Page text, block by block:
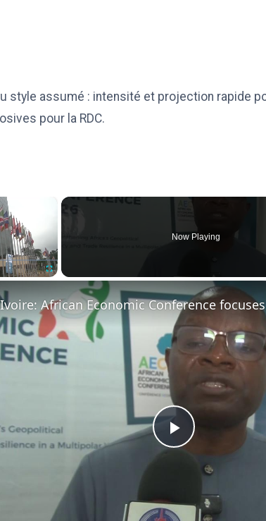
style assumé : intensité et projection rapide
pour la RDC.
Now Playing
Play
Video